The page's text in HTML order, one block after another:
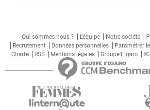
Qui sommes-nous ? L'équipe Notre société
Recrutement
Données personnelles Paramétrer
Charte
RSS Mentions légales Groupe Figaro